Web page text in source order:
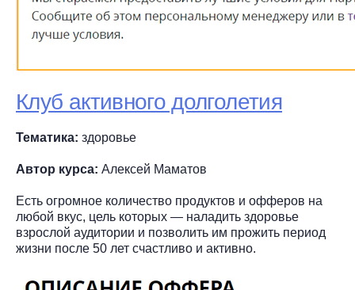
Клуб активного долголетия
Тематика: здоровье
Автор курса: Алексей Маматов
Есть огромное количество продуктов и офферов на
любой вкус, цель которых — наладить здоровье
взрослой аудитории и позволить им прожить период
жизни после 50 лет счастливо и активно.